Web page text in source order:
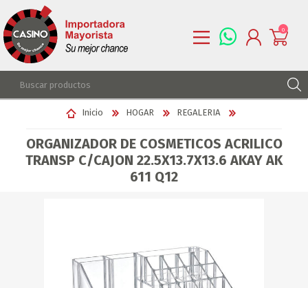
REGISTRARSE
LISTA DE DESEOS
0
Inicio HOGAR REGALERIA
ORGANIZADOR DE COSMETICOS ACRILICO
TRANSP C/CAJON 22.5X13.7X13.6 AKAY AK
611 Q12